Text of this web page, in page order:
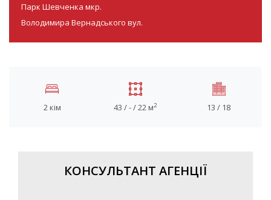
Парк Шевченка мкр.
Володимира Вернадського вул.
2 кім 43 / - / 22 м2 13 / 18
КОНСУЛЬТАНТ АГЕНЦІЇ